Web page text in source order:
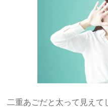
二重あごだと太って見えて